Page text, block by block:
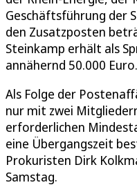
Geschäftsführung der
den Zusatzposten
Steinkamp erhält als
annähernd 50.000 Euro.
Als Folge der
nur mit zwei
erforderlichen
eine Übergangszeit
Prokuristen Dirk
Samstag.